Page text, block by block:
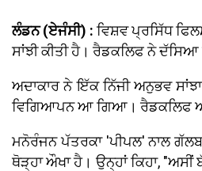
ਲੰਡਨ (ਏਜੰਸੀ) : ਵਿਸ਼ਵ ਪ੍ਰਸਿੱਧ
ਸਾਂਝੀ ਕੀਤੀ ਹੈ। ਰੈਡਕਲਿਫ ਨੇ
ਅਦਾਕਾਰ ਨੇ ਇੱਕ ਨਿੱਜੀ ਅਨੁਭਵ
ਵਿਗਿਆਪਨ ਆ ਗਿਆ। ਰੈਡਕਲਿਫ
ਮਨੋਰੰਜਨ ਪੱਤਰਕਾ 'ਪੀਪਲ' ਨਾਲ
ਥੋੜ੍ਹਾ ਔਖਾ ਹੈ। ਉਨ੍ਹਾਂ ਕਿਹਾ,